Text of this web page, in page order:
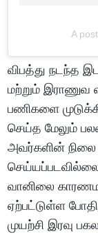
A
விபத்து நடந்த
மற்றும் இராணுவ
பணிகளை
செய்த மேலும்
அவர்களின் நிலை
வானிலை
ஏற்பட்டுள்ள
முயற்சி இரவு